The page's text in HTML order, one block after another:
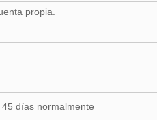
propia.
días normalmente